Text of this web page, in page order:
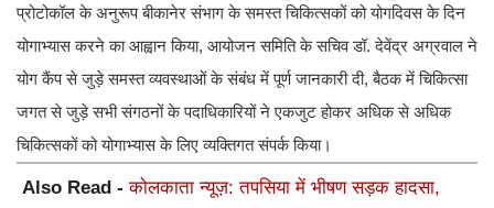
प्रोटोकॉल के अनुरूप बीकानेर संभाग के समस्त चिकित्सकों को योगदिवस के दिन
योगाभ्यास करने का आह्वान किया, आयोजन समिति के सचिव डॉ. देवेंद्र अग्रवाल ने
योग कैंप से जुड़े समस्त व्यवस्थाओं के संबंध में पूर्ण जानकारी दी, बैठक में चिकित्सा
जगत से जुड़े सभी संगठनों के पदाधिकारियों ने एकजुट होकर अधिक से अधिक
चिकित्सकों को योगाभ्यास के लिए व्यक्तिगत संपर्क किया।
Also Read -कोलकाता न्यूज़: तपसिया में भीषण सड़क हादसा,